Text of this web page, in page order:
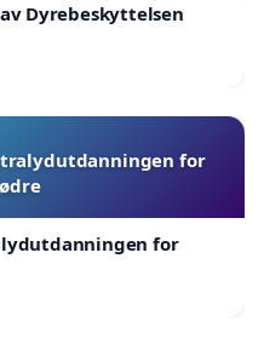
Dyrebeskyttelsen
for
for